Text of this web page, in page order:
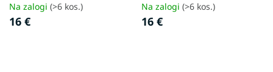
Na zalogi (>6 kos.)
16 €
Na zalogi (>6 kos.)
16 €